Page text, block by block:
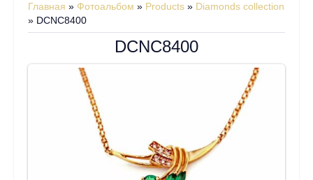
Главная » Фотоальбом » Products » Diamonds collection
» DCNC8400
DCNC8400